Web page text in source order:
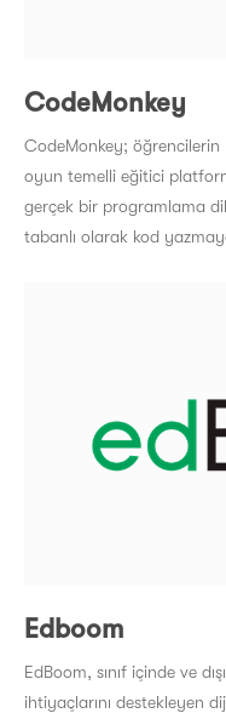
CodeMonkey
CodeMonkey; öğrencilerin
oyun temelli eğitici
gerçek bir programlama
tabanlı olarak kod
Edboom
EdBoom, sınıf içinde ve
ihtiyaçlarını destekleyen